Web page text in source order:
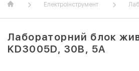
Електроінструмент
Лабораторний блок
KD3005D, 30B, 5A